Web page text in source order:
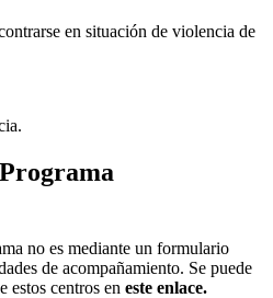
en situación de violencia de
no es mediante un formulario
de acompañamiento. Se puede
estos centros en este enlace.